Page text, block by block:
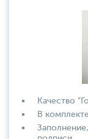
Качество
В